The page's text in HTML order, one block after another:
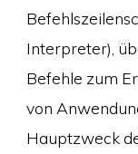
Interpreter),
Befehle zum
von
Hauptzweck